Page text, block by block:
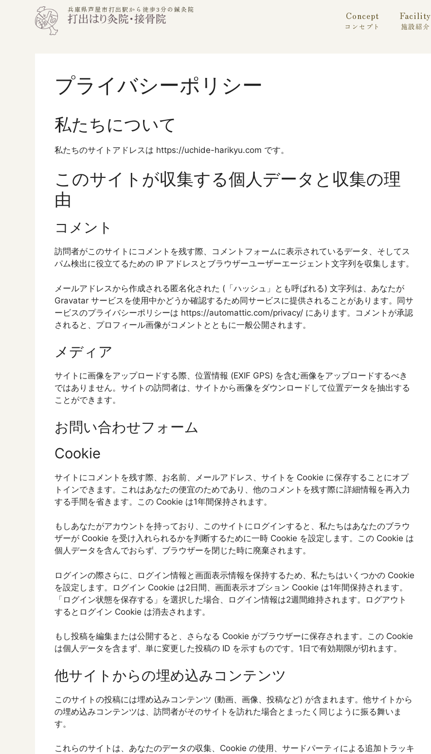
兵庫県芦屋市打出駅から徒歩3分の鍼灸院
Concept
コンセプト
Facility
施設紹介
プライバシーポリシー
私たちについて
私たちのサイトアドレスは https://uchide-harikyu.com です。
このサイトが収集する個人データと収集の理
由
コメント
訪問者がこのサイトにコメントを残す際、コメントフォームに表示されているデータ、そしてス
パム検出に役立てるための IP アドレスとブラウザーユーザーエージェント文字列を収集します。
メールアドレスから作成される匿名化された (「ハッシュ」とも呼ばれる) 文字列は、あなたが
Gravatar サービスを使用中かどうか確認するため同サービスに提供されることがあります。同サ
ービスのプライバシーポリシーは https://automattic.com/privacy/ にあります。コメントが承認
されると、プロフィール画像がコメントとともに一般公開されます。
メディア
サイトに画像をアップロードする際、位置情報 (EXIF GPS) を含む画像をアップロードするべき
ではありません。サイトの訪問者は、サイトから画像をダウンロードして位置データを抽出する
ことができます。
お問い合わせフォーム
Cookie
サイトにコメントを残す際、お名前、メールアドレス、サイトを Cookie に保存することにオプ
トインできます。これはあなたの便宜のためであり、他のコメントを残す際に詳細情報を再入力
する手間を省きます。この Cookie は1年間保持されます。
もしあなたがアカウントを持っており、このサイトにログインすると、私たちはあなたのブラウ
ザーが Cookie を受け入れられるかを判断するために一時 Cookie を設定します。この Cookie は
個人データを含んでおらず、ブラウザーを閉じた時に廃棄されます。
ログインの際さらに、ログイン情報と画面表示情報を保持するため、私たちはいくつかの Cookie
を設定します。ログイン Cookie は2日間、画面表示オプション Cookie は1年間保持されます。
「ログイン状態を保存する」を選択した場合、ログイン情報は2週間維持されます。ログアウト
するとログイン Cookie は消去されます。
もし投稿を編集または公開すると、さらなる Cookie がブラウザーに保存されます。この Cookie
は個人データを含まず、単に変更した投稿の ID を示すものです。1日で有効期限が切れます。
他サイトからの埋め込みコンテンツ
このサイトの投稿には埋め込みコンテンツ (動画、画像、投稿など) が含まれます。他サイトから
の埋め込みコンテンツは、訪問者がそのサイトを訪れた場合とまったく同じように振る舞いま
す。
これらのサイトは、あなたのデータの収集、Cookie の使用、サードパーティによる追加トラッキ